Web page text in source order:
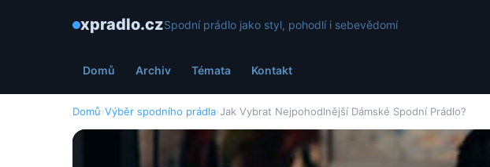
xpradlo.czSpodní prádlo jako styl, pohodlí i sebevědomí
Domů Archiv Témata Kontakt
Domů›Výběr spodního prádla›Jak Vybrat Nejpohodlnější Dámské Spodní Prádlo?